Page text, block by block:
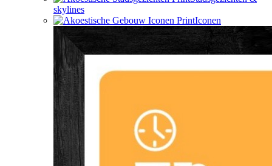
skylines
Iconen